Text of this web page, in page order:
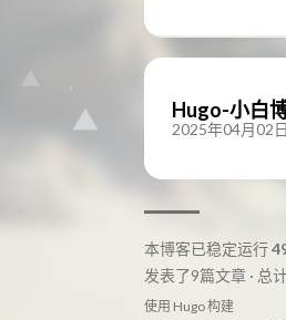
Hugo-小白
2025年04月02日
本博客已稳定运行
发表了9篇文章 · 总
使用 Hugo构建